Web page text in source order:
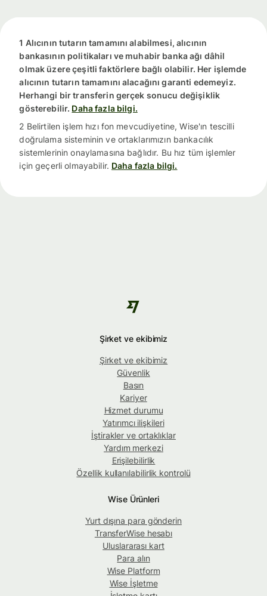
1 Alıcının tutarın tamamını alabilmesi, alıcının
bankasının politikaları ve muhabir banka ağı dâhil
olmak üzere çeşitli faktörlere bağlı olabilir. Her işlemde
alıcının tutarın tamamını alacağını garanti edemeyiz.
Herhangi bir transferin gerçek sonucu değişiklik
gösterebilir. Daha fazla bilgi.
2 Belirtilen işlem hızı fon mevcudiyetine, Wise'ın tescilli
doğrulama sisteminin ve ortaklarımızın bankacılık
sistemlerinin onaylamasına bağlıdır. Bu hız tüm işlemler
için geçerli olmayabilir. Daha fazla bilgi.
Şirket ve ekibimiz
Şirket ve ekibimiz
Güvenlik
Basın
Kariyer
Hizmet durumu
Yatırımcı ilişkileri
İştirakler ve ortaklıklar
Yardım merkezi
Erişilebilirlik
Özellik kullanılabilirlik kontrolü
Wise Ürünleri
Yurt dışına para gönderin
TransferWise hesabı
Uluslararası kart
Para alın
Wise Platform
Wise İşletme